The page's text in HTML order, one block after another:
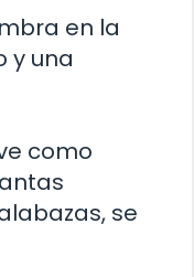
en la
y una
como
se